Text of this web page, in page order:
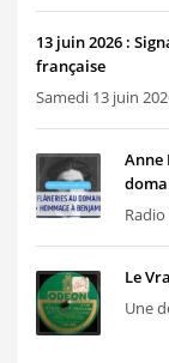
13 juin 2026 :
française
Samedi 13 juin
Anne
Le
Une